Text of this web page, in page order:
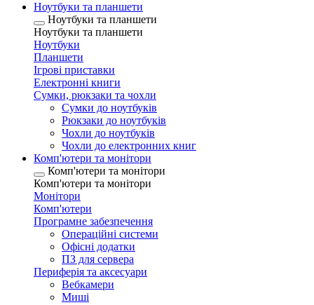
Ноутбуки та планшети
Ноутбуки та планшети
Ноутбуки та планшети
Ноутбуки
Планшети
Ігрові приставки
Електронні книги
Сумки, рюкзаки та чохли
Сумки до ноутбуків
Рюкзаки до ноутбуків
Чохли до ноутбуків
Чохли до електронних книг
Комп'ютери та монітори
Комп'ютери та монітори
Комп'ютери та монітори
Монітори
Комп'ютери
Програмне забезпечення
Операційні системи
Офісні додатки
ПЗ для сервера
Периферія та аксесуари
Вебкамери
Миші